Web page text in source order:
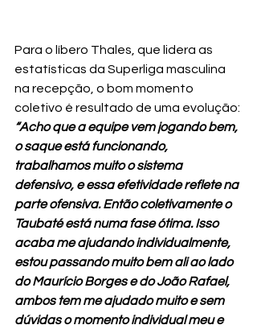
Para o líbero Thales, que lidera as
estatísticas da Superliga masculina
na recepção, o bom momento
coletivo é resultado de uma evolução:
“Acho que a equipe vem jogando bem,
o saque está funcionando,
trabalhamos muito o sistema
defensivo, e essa efetividade reflete na
parte ofensiva. Então coletivamente o
Taubaté está numa fase ótima. Isso
acaba me ajudando individualmente,
estou passando muito bem ali ao lado
do Maurício Borges e do João Rafael,
ambos tem me ajudado muito e sem
dúvidas o momento individual meu e